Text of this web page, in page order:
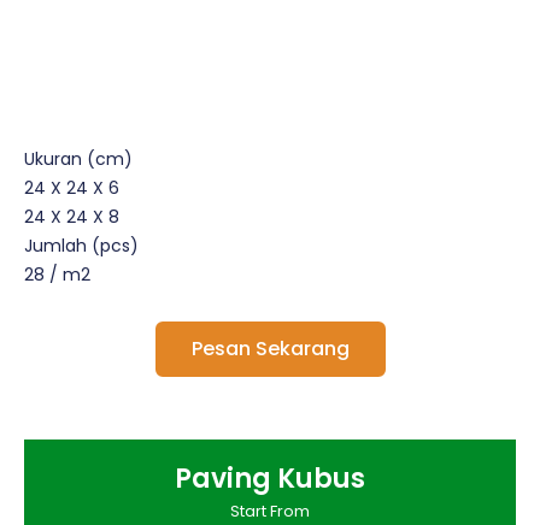
Ukuran (cm)
24 X 24 X 6
24 X 24 X 8
Jumlah (pcs)
28 / m2
Pesan Sekarang
Paving Kubus
Start From